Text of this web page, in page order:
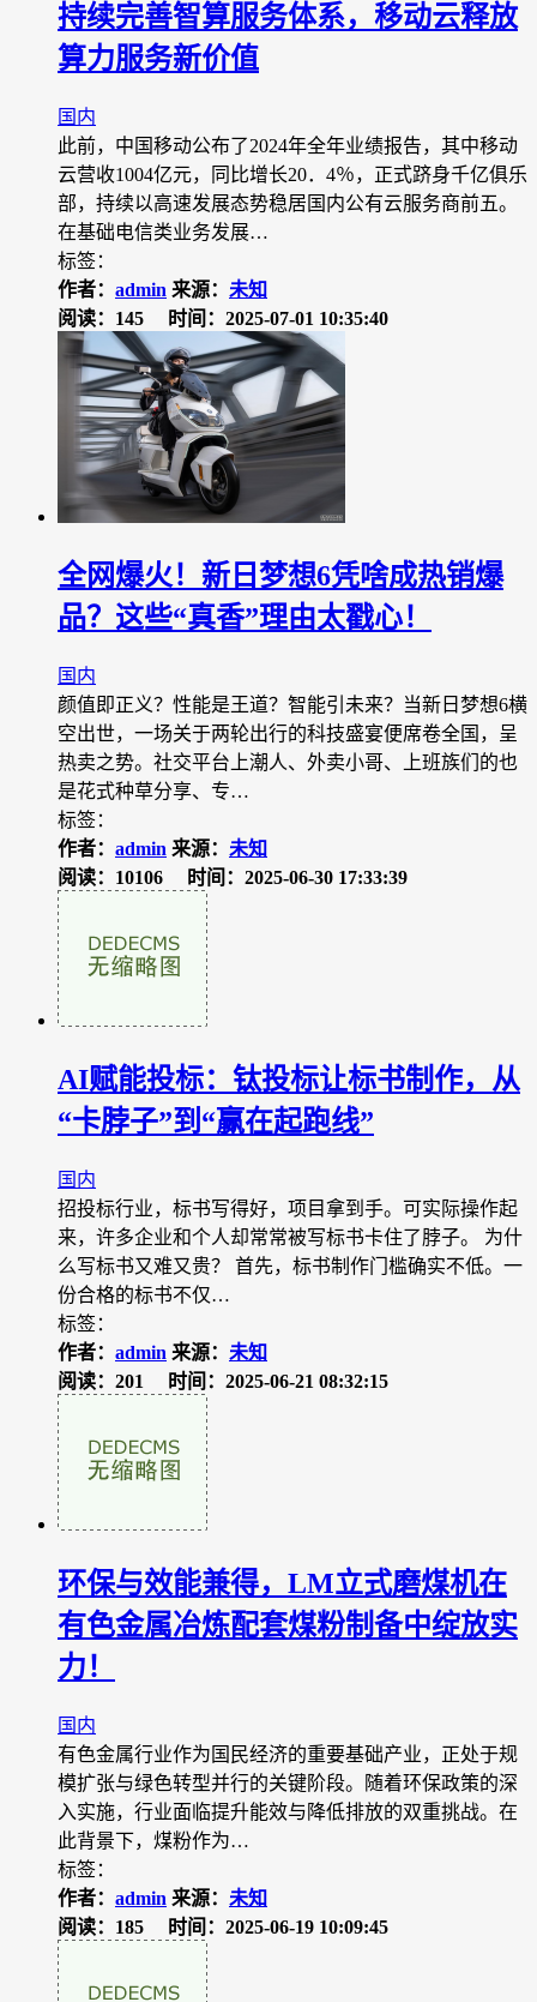
持续完善智算服务体系，移动云释放
算力服务新价值
国内
此前，中国移动公布了2024年全年业绩报告，其中移动
云营收1004亿元，同比增长20．4％，正式跻身千亿俱乐
部，持续以高速发展态势稳居国内公有云服务商前五。
在基础电信类业务发展…
标签：
作者： admin 来源： 未知
阅读：145
时间：2025-07-01 10:35:40
全网爆火！新日梦想6凭啥成热销爆
品？这些“真香”理由太戳心！
国内
颜值即正义？性能是王道？智能引未来？当新日梦想6横
空出世，一场关于两轮出行的科技盛宴便席卷全国，呈
热卖之势。社交平台上潮人、外卖小哥、上班族们的也
是花式种草分享、专…
标签：
作者： admin 来源： 未知
阅读：10106
时间：2025-06-30 17:33:39
​AI赋能投标：钛投标让标书制作，从
“卡脖子”到“赢在起跑线”
国内
招投标行业，标书写得好，项目拿到手。可实际操作起
来，许多企业和个人却常常被写标书卡住了脖子。 为什
么写标书又难又贵？ 首先，标书制作门槛确实不低。一
份合格的标书不仅…
标签：
作者： admin 来源： 未知
阅读：201
时间：2025-06-21 08:32:15
环保与效能兼得，LM立式磨煤机在
有色金属冶炼配套煤粉制备中绽放实
力！
国内
有色金属行业作为国民经济的重要基础产业，正处于规
模扩张与绿色转型并行的关键阶段。随着环保政策的深
入实施，行业面临提升能效与降低排放的双重挑战。在
此背景下，煤粉作为…
标签：
作者： admin 来源： 未知
阅读：185
时间：2025-06-19 10:09:45